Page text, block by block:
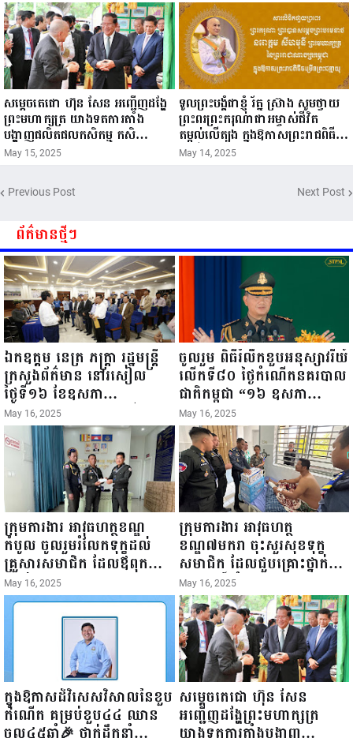
សម្តេចតេជោ ហ៊ុន សែន អញ្ជើញដង្ហែ
ព្រះមហាក្សត្រ យាងទតការតាំង
បង្ហាញផលិតផលកសិកម្ម កសិ
ឧស្សាហកម្ម និងសិប្បកម្ម ក្នុងព្រះរាជ
May 15, 2025
ទូលព្រះបង្គំជាខ្ញុំ រ័ត្ន ស្រ៊ាង សូមថ្វាយ
ព្រះពរព្រះករុណាជាអម្ចាស់ជីវិត
តម្កល់លើត្បូង ក្នុងឱកាសព្រះរាជពិធី
ចម្រើនព្រះជន្ម គម្រប់ខួប៧២ យាងចូល
May 14, 2025
Previous Post Next Post
ព័ត៌មានថ្មីៗ
ឯកឧត្តម នេត្រ ភក្ត្រា រដ្ឋមន្ត្រី
ក្រសួងព័ត៌មាន នៅរសៀល
ថ្ងៃទី១៦ ខែឧសភា
ឆ្នាំ២០២៥នេះ បានអញ្ជើញចុះ
ធ្វើជំរឿនថ្នាក់ដឹកនាំមន្ត្រីរាជ
ការស៉ីវិល នៃក្រសួងព័ត៌មាន...
May 16, 2025
ចូលរួម ពិធីរំលឹកខួបអនុស្សាវរីយ៍
លើកទី៨០ ថ្ងៃកំណើតនគរបាល
ជាតិកម្ពុជា “១៦ ឧសភា
១៩៤៥ ~ ១៦ ឧសភា
២០២៥”...
May 16, 2025
ក្រុមការងារ អាវុធហត្ថខណ្ឌ
កំបូល ចូលរួមរំលែកទុក្ខដល់
គ្រួសារសមាជិក ដែលឪពុកក្មេក
របស់លោកទទួលមរណៈភាព!
May 16, 2025
ក្រុមការងារ អាវុធហត្ថ
ខណ្ឌ៧មករា ចុះសួរសុខទុក្ខ
សមាជិក ដែលជួបគ្រោះថ្នាក់
ចរាចរណ៍ កំពុងសម្រាកព្យាបាល
នៅមន្ទីរពេទ្យ!
May 16, 2025
ក្នុងឱកាសដ៏វិសេសវិសាលនៃខួប
កំណើត គម្រប់ខួប៤៤ ឈាន
សម្តេចតេជោ ហ៊ុន សែន
អញ្ជើញដង្ហែព្រះមហាក្សត្រ